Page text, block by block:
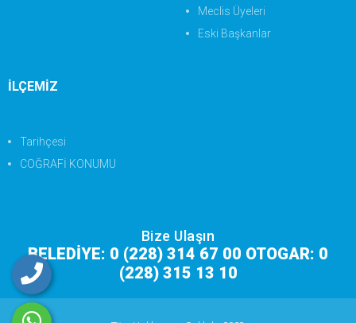
Meclis Üyeleri
Eski Başkanlar
İLÇEMİZ
Tarihçesi
COĞRAFİ KONUMU
Bize Ulaşın
BELEDİYE: 0 (228) 314 67 00 OTOGAR: 0
(228) 315 13 10